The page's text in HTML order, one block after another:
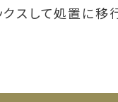
スして処置に移